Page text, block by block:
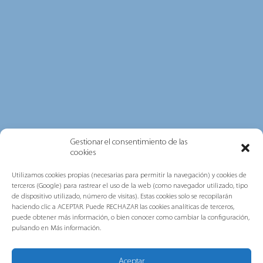
Gestionar el consentimiento de las
cookies
Utilizamos cookies propias (necesarias para permitir la navegación) y cookies de
terceros (Google) para rastrear el uso de la web (como navegador utilizado, tipo
de dispositivo utilizado, número de visitas). Estas cookies solo se recopilarán
haciendo clic a ACEPTAR. Puede RECHAZAR las cookies analíticas de terceros,
puede obtener más información, o bien conocer como cambiar la configuración,
pulsando en Más información.
Aceptar
Grupo Gorlan refuerza su
compromiso con las personas, la
sostenibilidad y la excelencia tras
obtener las certificaciones ISO
multisede de AENOR
Grupo Gorlan ha obtenido las
ISO 14001 e ISO 9001 en...